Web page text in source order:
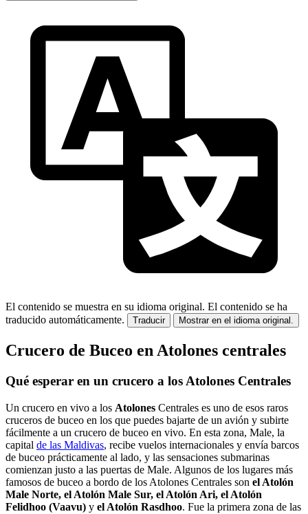
El contenido se muestra en su idioma original. El contenido se ha
traducido automáticamente.
Traducir Mostrar en el idioma original.
Crucero de Buceo en Atolones centrales
Qué esperar en un crucero a los Atolones Centrales
Un crucero en vivo a los Atolones Centrales es uno de esos raros
cruceros de buceo en los que puedes bajarte de un avión y subirte
fácilmente a un crucero de buceo en vivo. En esta zona, Male, la
capital de las Maldivas, recibe vuelos internacionales y envía barcos
de buceo prácticamente al lado, y las sensaciones submarinas
comienzan justo a las puertas de Male. Algunos de los lugares más
famosos de buceo a bordo de los Atolones Centrales son el Atolón
Male Norte, el Atolón Male Sur, el Atolón Ari, el Atolón
Felidhoo (Vaavu) y el Atolón Rasdhoo. Fue la primera zona de las